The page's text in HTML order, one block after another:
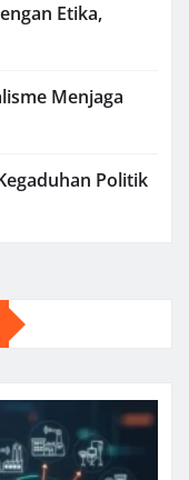
Etika,
Menjaga
Politik